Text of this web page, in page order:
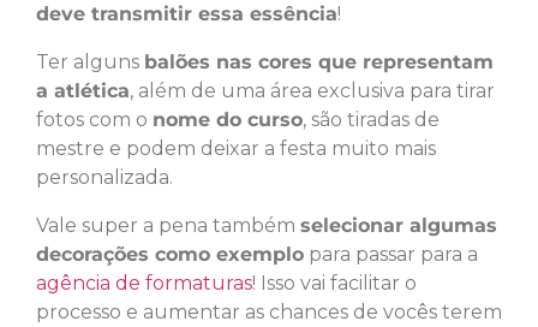
deve transmitir essa essência!
Ter alguns balões nas cores que representam
a atlética, além de uma área exclusiva para tirar
fotos com o nome do curso, são tiradas de
mestre e podem deixar a festa muito mais
personalizada.
Vale super a pena também selecionar algumas
decorações como exemplo para passar para a
agência de formaturas! Isso vai facilitar o
processo e aumentar as chances de vocês terem